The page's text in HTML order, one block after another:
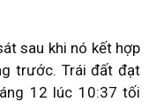
sau khi nó kết hợp
trước. Trái đất đạt
12 lúc 10:37 tối